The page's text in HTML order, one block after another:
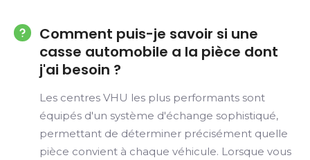
Comment puis-je savoir si une
casse automobile a la pièce dont
j'ai besoin ?
Les centres VHU les plus performants sont
équipés d'un système d'échange sophistiqué,
permettant de déterminer précisément quelle
pièce convient à chaque véhicule. Lorsque vous